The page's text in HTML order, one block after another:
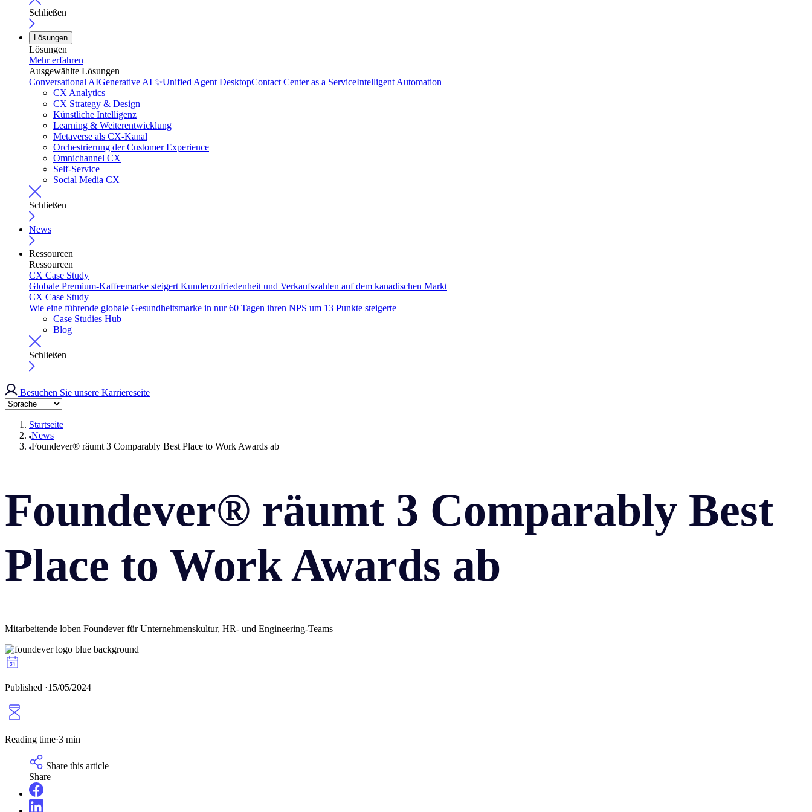
Schließen
Lösungen
Lösungen
Mehr erfahren
Ausgewählte Lösungen
Conversational AIGenerative AI ✨Unified Agent DesktopContact Center as a ServiceIntelligent Automation
CX Analytics
CX Strategy & Design
Künstliche Intelligenz
Learning & Weiterentwicklung
Metaverse als CX-Kanal
Orchestrierung der Customer Experience
Omnichannel CX
Self-Service
Social Media CX
Schließen
News
Ressourcen
Ressourcen
CX Case Study
Globale Premium-Kaffeemarke steigert Kundenzufriedenheit und Verkaufszahlen auf dem kanadischen Markt
CX Case Study
Wie eine führende globale Gesundheitsmarke in nur 60 Tagen ihren NPS um 13 Punkte steigerte
Case Studies Hub
Blog
Schließen
Besuchen Sie unsere Karriereseite
Startseite
News
Foundever® räumt 3 Comparably Best Place to Work Awards ab
Foundever® räumt 3 Comparably Best
Place to Work Awards ab
Mitarbeitende loben Foundever für Unternehmenskultur, HR- und Engineering-Teams
Published ·15/05/2024
Reading time·3 min
Share this article
Share